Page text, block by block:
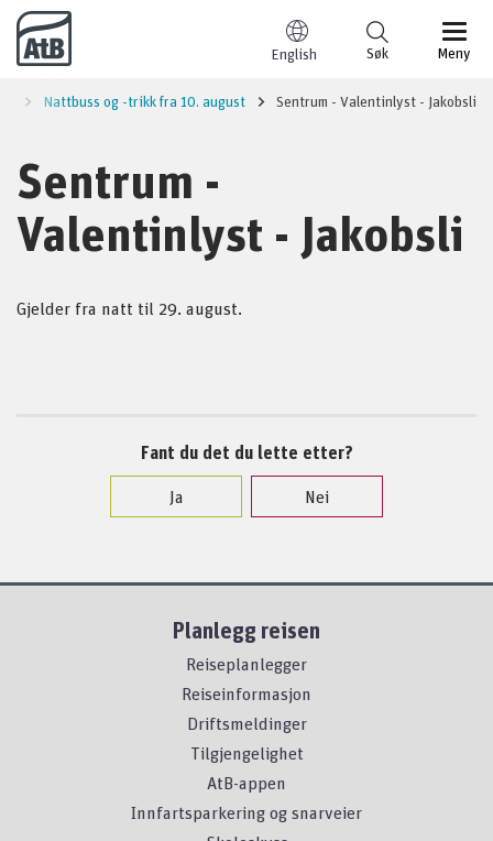
Til innhold
English Meny
Søk
Nattbuss og -trikk fra 10. august Sentrum - Valentinlyst - Jakobsli
Sentrum -
Valentinlyst - Jakobsli
Gjelder fra natt til 29. august.
Fant du det du lette etter?
Ja
Nei
Planlegg reisen
Reiseplanlegger
Reiseinformasjon
Driftsmeldinger
Tilgjengelighet
AtB-appen
Innfartsparkering og snarveier